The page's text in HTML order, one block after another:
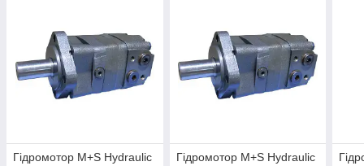
Гідромотор M+S Hydraulic
Гідромотор M+S Hydraulic